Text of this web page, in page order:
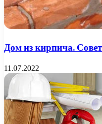
Дом из кирпича.
11.07.2022